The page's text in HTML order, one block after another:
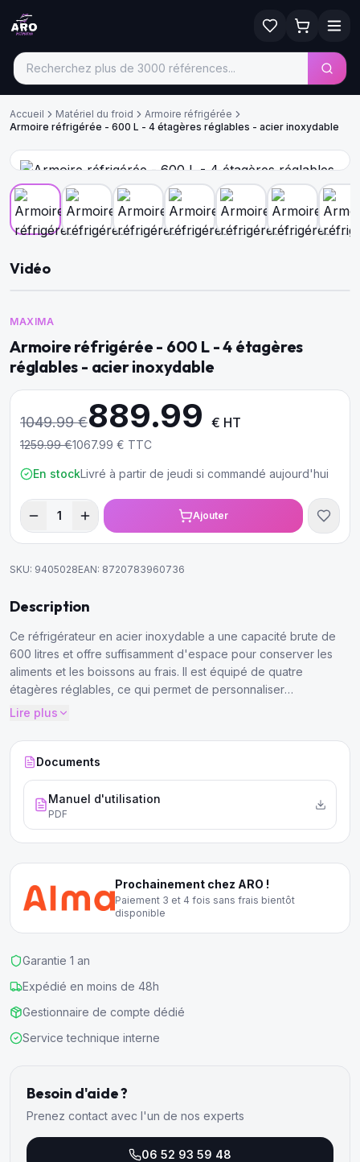
Accueil Matériel du froid
Armoire réfrigérée
Armoire réfrigérée - 600 L - 4 étagères réglables - acier inoxydable
Vidéo
MAXIMA
Armoire réfrigérée - 600 L - 4 étagères
réglables - acier inoxydable
1049.99€889.99 € HT
1259.99€1067.99 € TTC
En stockLivré à partir de jeudi si commandé aujourd'hui
1 Ajouter
SKU: 9405028EAN: 8720783960736
Description
Ce réfrigérateur en acier inoxydable a une capacité brute de
600 litres et offre suffisamment d'espace pour conserver les
aliments et les boissons au frais. Il est équipé de quatre
étagères réglables, ce qui permet de personnaliser
l'agencement.
Lire plus
Documents
Manuel d'utilisation
PDF
Prochainement chez ARO !
Paiement 3 et 4 fois sans frais bientôt
disponible
Garantie 1 an
Expédié en moins de 48h
Gestionnaire de compte dédié
Service technique interne
Besoin d'aide ?
Prenez contact avec l'un de nos experts
06 52 93 59 48